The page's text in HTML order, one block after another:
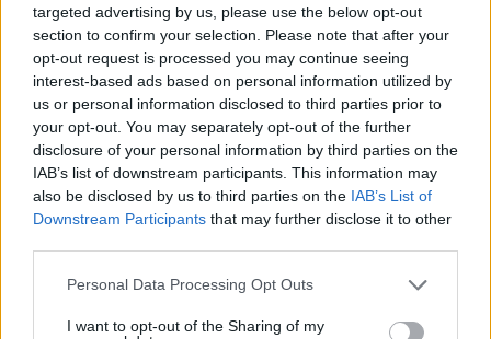
targeted advertising by us, please use the below opt-out
section to confirm your selection. Please note that after your
opt-out request is processed you may continue seeing
interest-based ads based on personal information utilized by
us or personal information disclosed to third parties prior to
your opt-out. You may separately opt-out of the further
disclosure of your personal information by third parties on the
IAB’s list of downstream participants. This information may
also be disclosed by us to third parties on the IAB’s List of
Downstream Participants that may further disclose it to other
Please note that this website/app uses one or more Google
not limited to your visit or usage behaviour. You may click to
Personal Data Processing Opt Outs
I want to opt-out of the Sharing of my
μπαμπά τους και πιστεύουν σε ένα θαύμα».
Δείτε το βίντεο
Glomex Player(eexbs1jkdkewvzn, v-
crjmx7ac5bo9)